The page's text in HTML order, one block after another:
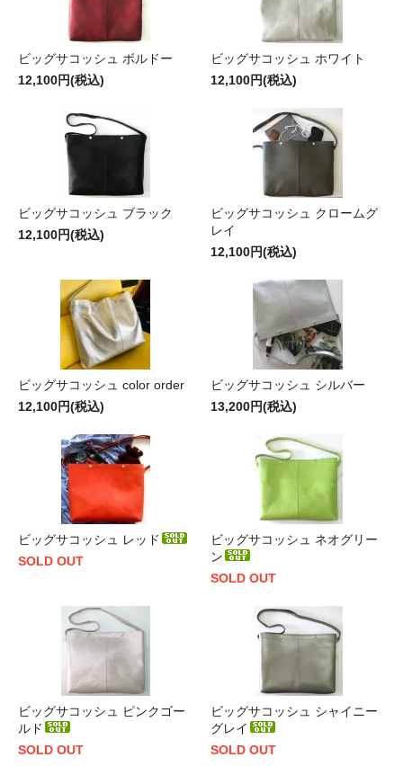
ビッグサコッシュ ボルドー
12,100円(税込)
ビッグサコッシュ ホワイト
12,100円(税込)
ビッグサコッシュ ブラック
12,100円(税込)
ビッグサコッシュ クロームグ
レイ
12,100円(税込)
ビッグサコッシュ color order
12,100円(税込)
ビッグサコッシュ シルバー
13,200円(税込)
ビッグサコッシュ レッド
SOLD OUT
ビッグサコッシュ ネオグリー
ン
SOLD OUT
ビッグサコッシュ ピンクゴー
ルド
SOLD OUT
ビッグサコッシュ シャイニー
グレイ
SOLD OUT